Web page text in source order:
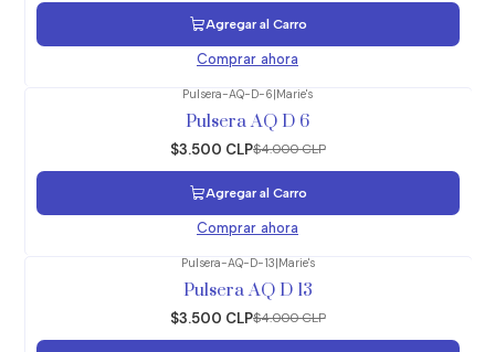
Agregar al Carro
Comprar ahora
Pulsera-AQ-D-6 Marie's
Pulsera AQ D 6
$3.500 CLP$4.000 CLP
Agregar al Carro
Comprar ahora
Pulsera-AQ-D-13 Marie's
Pulsera AQ D 13
$3.500 CLP$4.000 CLP